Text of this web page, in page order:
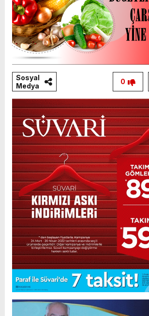
Sosyal
Medya
0